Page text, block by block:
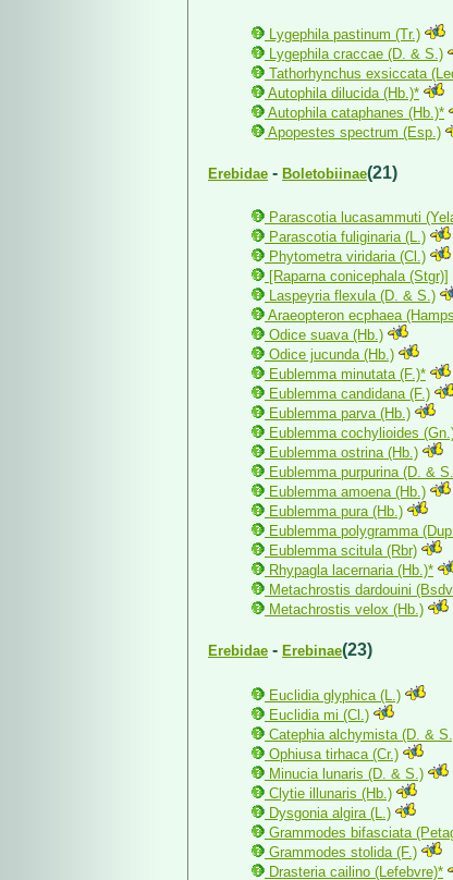
Lygephila pastinum (Tr.)
Lygephila craccae (D. & S.)
Tathorhynchus exsiccata
Autophila dilucida (Hb.)*
Autophila cataphanes (Hb.)*
Apopestes spectrum (Esp.)
Erebidae - Boletobiinae(21)
Parascotia lucasammuti
Parascotia fuliginaria (L.)
Phytometra viridaria (Cl.)
[Raparna conicephala (Stgr)]
Laspeyria flexula (D. & S.)
Araeopteron ecphaea
Odice suava (Hb.)
Odice jucunda (Hb.)
Eublemma minutata (F.)*
Eublemma candidana (F.)
Eublemma parva (Hb.)
Eublemma cochylioides
Eublemma ostrina (Hb.)
Eublemma purpurina (D. &
Eublemma amoena (Hb.)
Eublemma pura (Hb.)
Eublemma polygramma
Eublemma scitula (Rbr)
Rhypagla lacernaria (Hb.)*
Metachrostis dardouini
Metachrostis velox (Hb.)
Erebidae - Erebinae(23)
Euclidia glyphica (L.)
Euclidia mi (Cl.)
Catephia alchymista (D. &
Ophiusa tirhaca (Cr.)
Minucia lunaris (D. & S.)
Clytie illunaris (Hb.)
Dysgonia algira (L.)
Grammodes bifasciata
Grammodes stolida (F.)
Drasteria cailino (Lefebvre)*